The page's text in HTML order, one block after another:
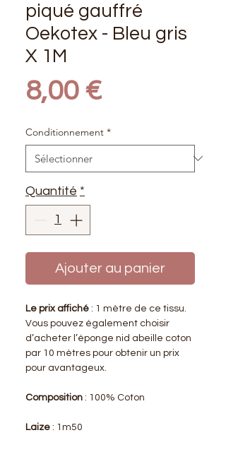
piqué gauffré
Oekotex - Bleu gris
X 1M
8,00 €Prix
Conditionnement *
Quantité *
Ajouter au panier
Le prix affiché : 1 mètre de ce tissu.
Vous pouvez également choisir
d’acheter l’éponge nid abeille coton
par 10 mètres pour obtenir un prix
pour avantageux.
Composition : 100% Coton
Laize : 1m50